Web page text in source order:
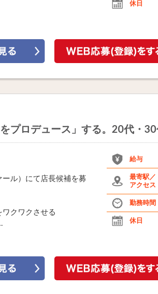
休日
プロデュース」する。20代・
ール）にて店長候補を募
クワクさせる
給与
最寄駅／
アクセス
勤務時間
休日